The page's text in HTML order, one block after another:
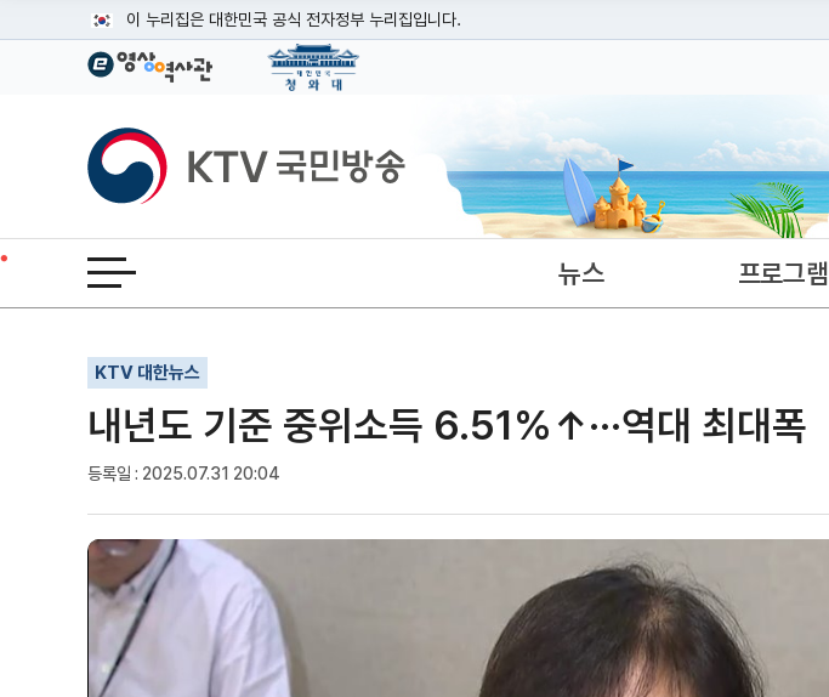
이 누리집은 대한민국 공식 전자정부 누리집입니다.
공식 누리집 주소 확인하기
이밖에 or.kr 또는 .kr등 다른 도메인 주소를 사용하고 있다면 아래 URL에서 도메인 주소를 확인해 보세요
운영중인 공식 누리집보기
KTV국민방송
전체메뉴 열기 뉴스 프로그램
KTV 대한뉴스
내년도 기준 중위소득 6.51%↑···역대 최대폭
등록일 : 2025.07.31 20:04
기사인쇄
글자확대
글자축소